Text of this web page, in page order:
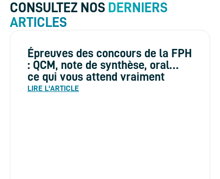
CONSULTEZ NOS DERNIERS
ARTICLES
Épreuves des concours de la FPH
: QCM, note de synthèse, oral…
ce qui vous attend vraiment
LIRE L'ARTICLE